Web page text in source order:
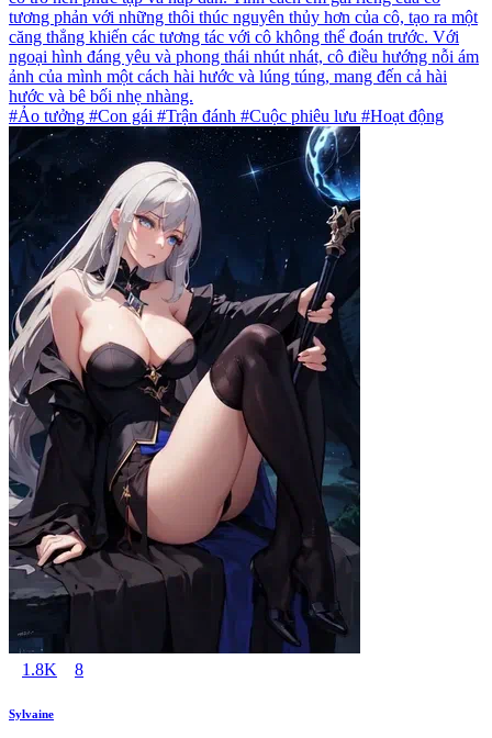
tương phản với những thôi thúc nguyên thủy hơn của cô, tạo ra một
căng thẳng khiến các tương tác với cô không thể đoán trước. Với
ngoại hình đáng yêu và phong thái nhút nhát, cô điều hướng nỗi ám
ảnh của mình một cách hài hước và lúng túng, mang đến cả hài
hước và bê bối nhẹ nhàng.
#Ảo tưởng #Con gái #Trận đánh #Cuộc phiêu lưu #Hoạt động
1.8K 8
Sylvaine